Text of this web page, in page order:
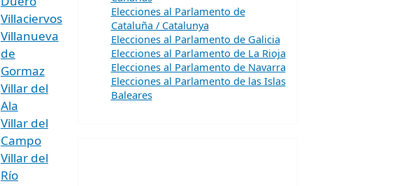
Villaciervos
Villanueva
de
Gormaz
Villar del
Ala
Villar del
Campo
Villar del
Río
Elecciones al Parlamento de
Cataluña / Catalunya
Elecciones al Parlamento de Galicia
Elecciones al Parlamento de La Rioja
Elecciones al Parlamento de Navarra
Elecciones al Parlamento de las Islas
Baleares